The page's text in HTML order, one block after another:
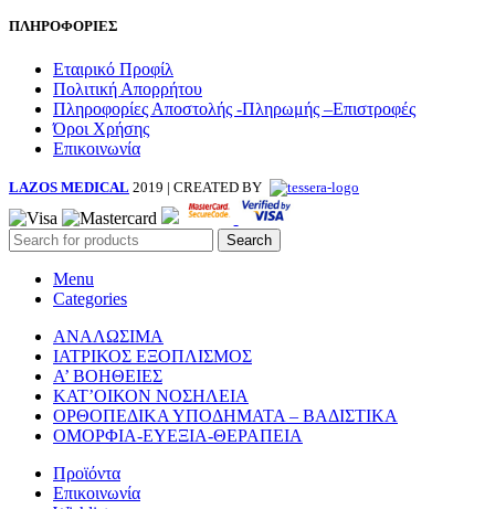
ΠΛΗΡΟΦΟΡΙΕΣ
Εταιρικό Προφίλ
Πολιτική Απορρήτου
Πληροφορίες Αποστολής -Πληρωμής –Επιστροφές
Όροι Χρήσης
Επικοινωνία
LAZOS MEDICAL 2019 | CREATED BY
Search
Menu
Categories
ΑΝΑΛΩΣΙΜΑ
ΙΑΤΡΙΚΟΣ ΕΞΟΠΛΙΣΜΟΣ
Α’ ΒΟΗΘΕΙΕΣ
ΚΑΤ’ΟΙΚΟΝ ΝΟΣΗΛΕΙΑ
ΟΡΘΟΠΕΔΙΚΑ ΥΠΟΔΗΜΑΤΑ – ΒΑΔΙΣΤΙΚΑ
ΟΜΟΡΦΙΑ-ΕΥΕΞΙΑ-ΘΕΡΑΠΕΙΑ
Προϊόντα
Επικοινωνία